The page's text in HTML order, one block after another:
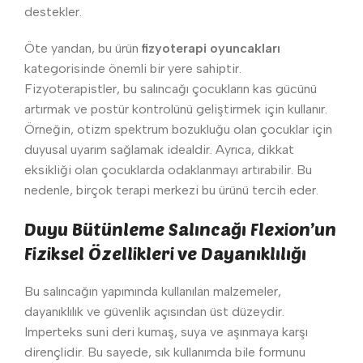
destekler.
Öte yandan, bu ürün fizyoterapi oyuncakları
kategorisinde önemli bir yere sahiptir.
Fizyoterapistler, bu salıncağı çocukların kas gücünü
artırmak ve postür kontrolünü geliştirmek için kullanır.
Örneğin, otizm spektrum bozukluğu olan çocuklar için
duyusal uyarım sağlamak idealdir. Ayrıca, dikkat
eksikliği olan çocuklarda odaklanmayı artırabilir. Bu
nedenle, birçok terapi merkezi bu ürünü tercih eder.
Duyu Bütünleme Salıncağı Flexion’un
Fiziksel Özellikleri ve Dayanıklılığı
Bu salıncağın yapımında kullanılan malzemeler,
dayanıklılık ve güvenlik açısından üst düzeydir.
Imperteks suni deri kumaş, suya ve aşınmaya karşı
dirençlidir. Bu sayede, sık kullanımda bile formunu